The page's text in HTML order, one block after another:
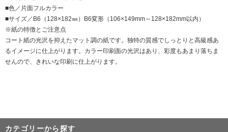
■色／片面フルカラー
■サイズ／B6（128×182㎜）B6変形（106×149mm～128×182mm以内）
※紙の特徴とご注意点
コート紙の光沢を抑えたマット調の紙です。独特の質感でしっとりと高級感あ
るイメージに仕上がります。カラー印刷面の光沢はあり、彩度もあまり落ちま
せんので、きれいな印刷に仕上がります。
カテゴリーから探す